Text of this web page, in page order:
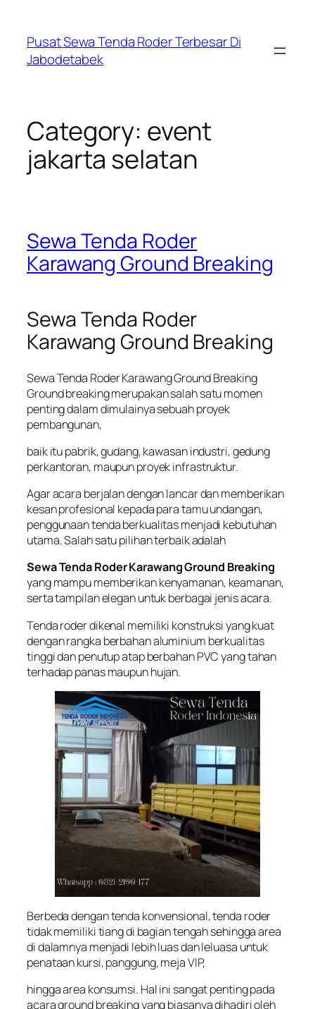
content
Pusat Sewa Tenda Roder Terbesar Di
Jabodetabek
Category: event
jakarta selatan
Sewa Tenda Roder
Karawang Ground Breaking
Sewa Tenda Roder
Karawang Ground Breaking
Sewa Tenda Roder Karawang Ground Breaking
Ground breaking merupakan salah satu momen
penting dalam dimulainya sebuah proyek
pembangunan,
baik itu pabrik, gudang, kawasan industri, gedung
perkantoran, maupun proyek infrastruktur.
Agar acara berjalan dengan lancar dan memberikan
kesan profesional kepada para tamu undangan,
penggunaan tenda berkualitas menjadi kebutuhan
utama. Salah satu pilihan terbaik adalah
Sewa Tenda Roder Karawang Ground Breaking
yang mampu memberikan kenyamanan, keamanan,
serta tampilan elegan untuk berbagai jenis acara.
Tenda roder dikenal memiliki konstruksi yang kuat
dengan rangka berbahan aluminium berkualitas
tinggi dan penutup atap berbahan PVC yang tahan
terhadap panas maupun hujan.
Berbeda dengan tenda konvensional, tenda roder
tidak memiliki tiang di bagian tengah sehingga area
di dalamnya menjadi lebih luas dan leluasa untuk
penataan kursi, panggung, meja VIP,
hingga area konsumsi. Hal ini sangat penting pada
acara ground breaking yang biasanya dihadiri oleh